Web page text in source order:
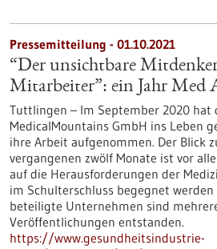
Pressemitteilung - 01.10.2021
“Der unsichtbare
Mitarbeiter”: ein Jahr Med
Tuttlingen – Im September 2020 hat
MedicalMountains GmbH ins Leben
ihre Arbeit aufgenommen. Der Blick
vergangenen zwölf Monate ist vor
auf die Herausforderungen der
im Schulterschluss begegnet werden
beteiligte Unternehmen sind
Veröffentlichungen entstanden.
https://www.gesundheitsindustrie-